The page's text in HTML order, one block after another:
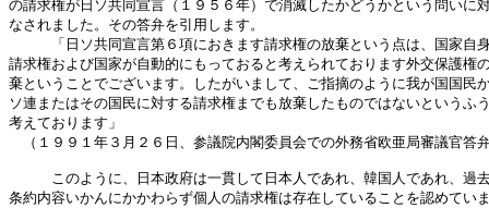
の請求権が日ソ共同宣言（１９５６年）で消滅したかどうかという問いに
なされました。その答弁を引用します。
「日ソ共同宣言第６項におきます請求権の放棄という点は、国家自
請求権および国家が自動的にもっておると考えられております外交保護権
棄ということでございます。したがいまして、ご指摘のように我が国国民
ソ連またはその国民に対する請求権までも放棄したものではないというふ
考えております」
（１９９１年３月２６日、参議院内閣委員会での外務省欧亜局審議官答
このように、日本政府は一貫して日本人であれ、韓国人であれ、過
条約内容いかんにかかわらず個人の請求権は存在していることを認めてい